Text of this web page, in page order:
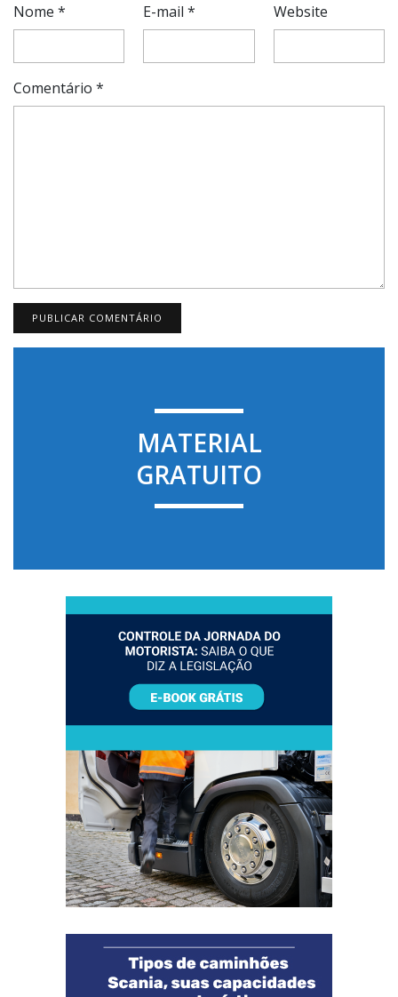
Nome * E-mail* Website
Comentário *
MATERIAL
GRATUITO